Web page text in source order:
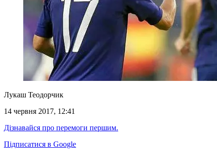
Лукаш Теодорчик
14 червня 2017, 12:41
Дізнавайся про перемоги першим.
Підписатися в Google